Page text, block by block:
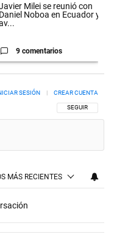
Milei se reunió con
Daniel Noboa en Ecuador y
9 comentarios
SIGA ESTA
SEGUIR
SESIÓN | CREAR CUENTA
MÁS RECIENTES